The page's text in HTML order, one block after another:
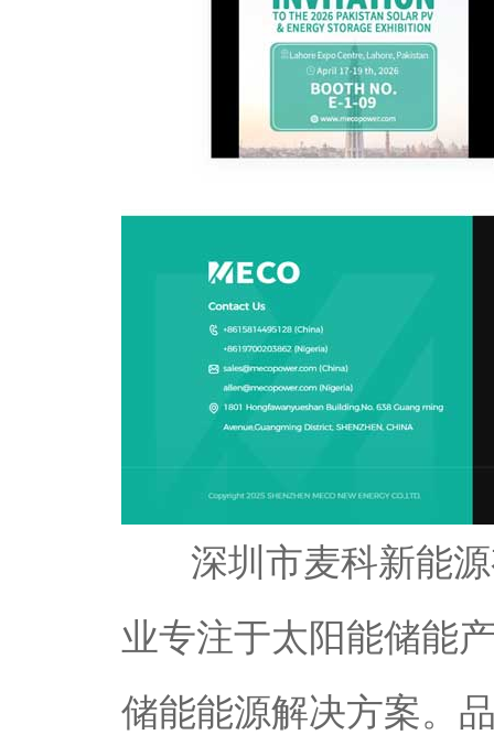
深圳市麦科新能源
业专注于太阳能储能
储能能源解决方案。